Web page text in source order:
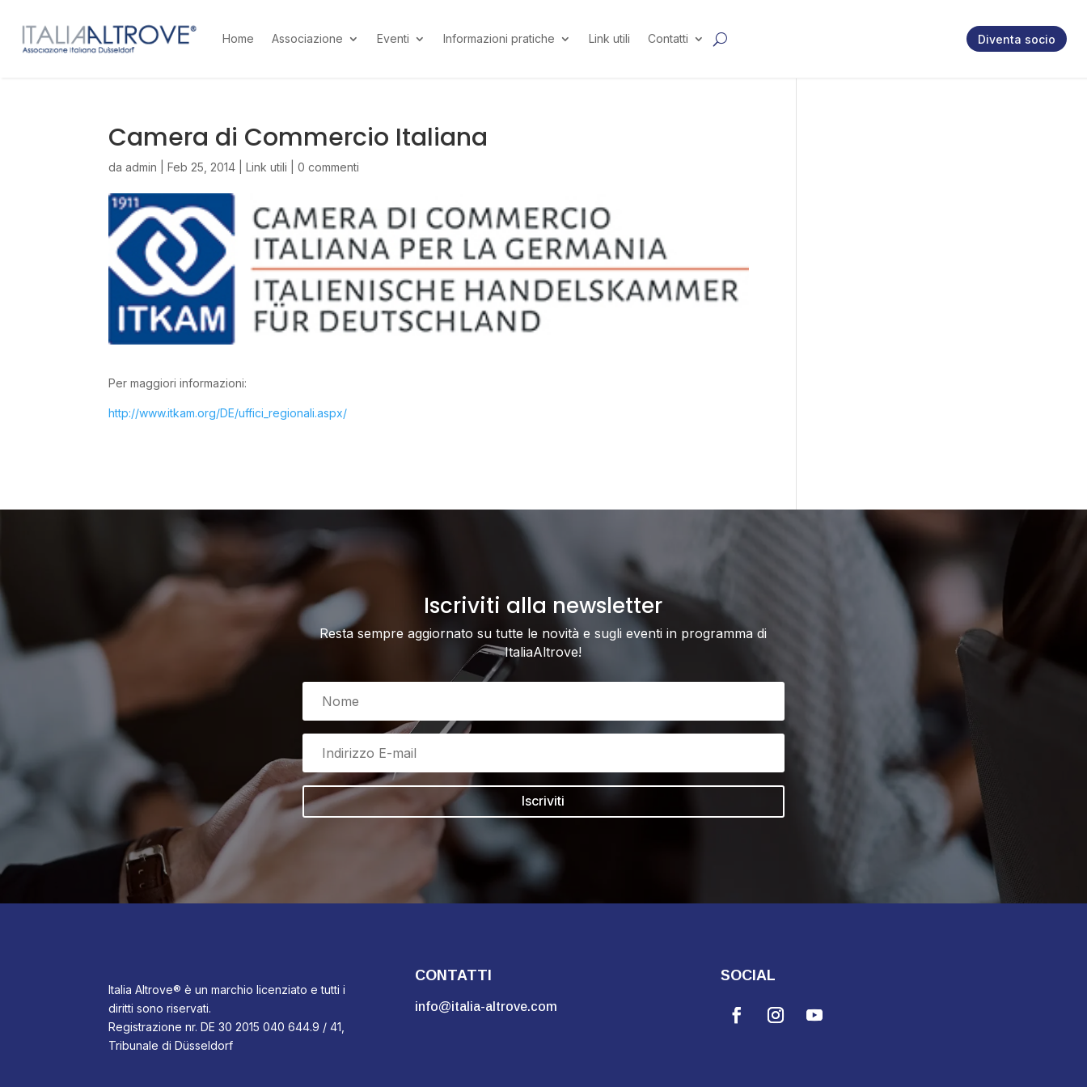
Home Associazione Eventi Informazioni pratiche Link utili Contatti Diventa socio
Camera di Commercio Italiana
daadmin |Feb 25, 2014 |Link utili |0 commenti
Per maggiori informazioni:
http://www.itkam.org/DE/uffici_regionali.aspx/
Iscriviti alla newsletter
Resta sempre aggiornato su tutte le novità e sugli eventi in programma di
ItaliaAltrove!
Iscriviti
Italia Altrove® è un marchio licenziato e tutti i
diritti sono riservati.
Registrazione nr. DE 30 2015 040 644.9 / 41,
Tribunale di Düsseldorf
CONTATTI
info@italia-altrove.com
SOCIAL